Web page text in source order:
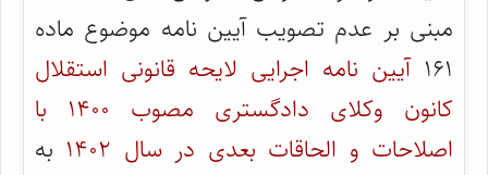
مبنی بر عدم تصویب آیین نامه موضوع ماده
۱۶۱ آیین نامه اجرایی لایحه قانونی استقلال
کانون وکلای دادگستری مصوب ۱۴۰۰ با
اصلاحات و الحاقات بعدی در سال ۱۴۰۲
به